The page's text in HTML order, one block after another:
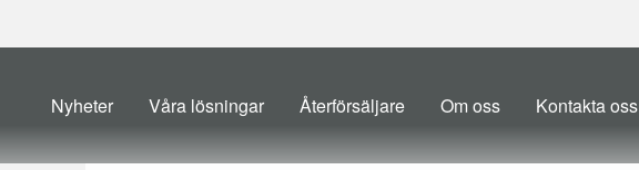
Nyheter Våra lösningar Återförsäljare Om oss Kontakta oss